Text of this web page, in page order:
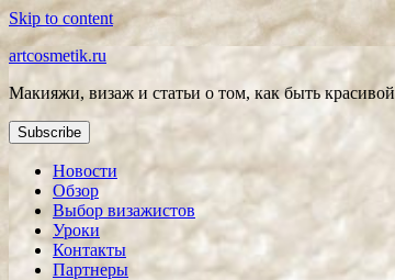
Skip to content
artcosmetik.ru
Макияжи, визаж и статьи о том, как быть красивой
Subscribe
Новости
Обзор
Выбор визажистов
Уроки
Контакты
Партнеры